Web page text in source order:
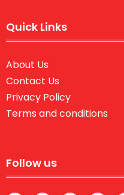
Quick Links
About Us
Contact Us
Privacy Policy
Terms and conditions
Follow us